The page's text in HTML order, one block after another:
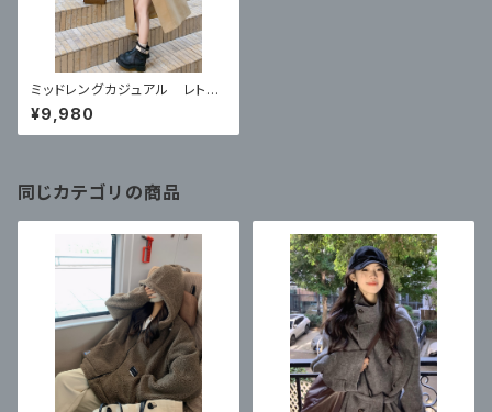
ミッドレングカジュアル レトロ
スリムワークコート
¥9,980
同じカテゴリの商品